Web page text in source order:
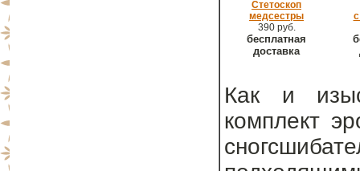
Стетоскоп
медсестры
390 руб.
бесплатная
доставка
Как и
комплект